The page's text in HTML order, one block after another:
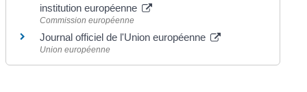
institution européenne
Commission européenne
Journal officiel de l'Union européenne
Union européenne